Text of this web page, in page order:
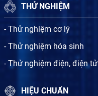
THỬ NGHIỆM
- Thử nghiệm cơ lý
- Thử nghiệm hóa sinh
- Thử nghiệm điện, điện tử
HIỆU CHUẨN